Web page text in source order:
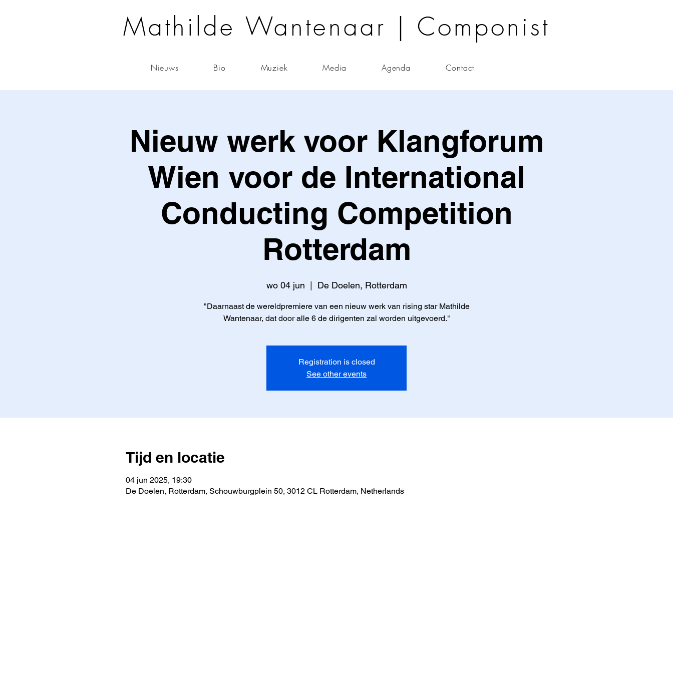
Mathilde Wantenaar | Componist
Nieuws Bio Muziek Media Agenda Contact
Nieuw werk voor Klangforum
Wien voor de International
Conducting Competition
Rotterdam
wo 04 jun De Doelen, Rotterdam
"Daarnaast de wereldpremiere van een nieuw werk van rising star Mathilde
Wantenaar, dat door alle 6 de dirigenten zal worden uitgevoerd."
Registration is closed
See other events
Tijd en locatie
04 jun 2025, 19:30
De Doelen, Rotterdam, Schouwburgplein 50, 3012 CL Rotterdam, Netherlands